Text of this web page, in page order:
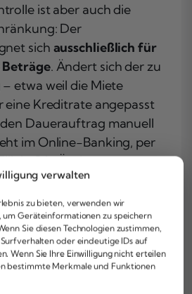
verwalten
zu bieten, verwenden wir
um Geräteinformationen zu speichern
Sie diesen Technologien zustimmen,
oder eindeutige IDs auf
Wenn Sie Ihre Einwilligung nicht erteilen
bestimmte Merkmale und Funktionen
ist aber auch die
Der
sich ausschließlich für
. Ändert sich der zu
etwa weil die Miete
Kreditrate angepasst
Dauerauftrag manuell
im Online-Banking, per
Die Änderung muss
Bankarbeitstag
eingegangen
greift.
für den
Zahlungen, die sich
und immer gleich